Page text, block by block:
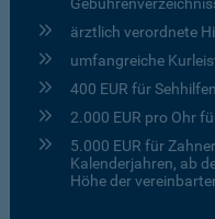
ärztlich verordnete
umfangreiche
400 EUR für Sehhilfen
2.000 EUR pro Ohr
5.000 EUR für
Kalenderjahren, ab
Höhe der